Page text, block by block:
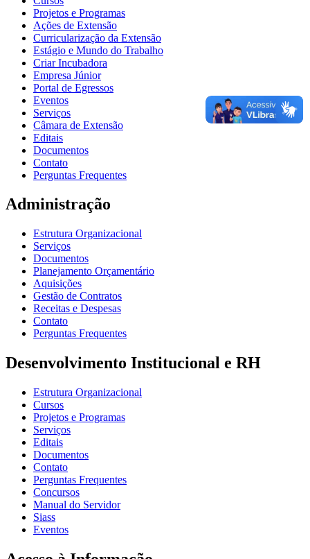
Projetos e Programas
Ações de Extensão
Curricularização da Extensão
Estágio e Mundo do Trabalho
Criar Incubadora
Empresa Júnior
Portal de Egressos
Eventos
Serviços
Câmara de Extensão
Editais
Documentos
Contato
Perguntas Frequentes
Administração
Estrutura Organizacional
Serviços
Documentos
Planejamento Orçamentário
Aquisições
Gestão de Contratos
Receitas e Despesas
Contato
Perguntas Frequentes
Desenvolvimento Institucional e RH
Estrutura Organizacional
Cursos
Projetos e Programas
Serviços
Editais
Documentos
Contato
Perguntas Frequentes
Concursos
Manual do Servidor
Siass
Eventos